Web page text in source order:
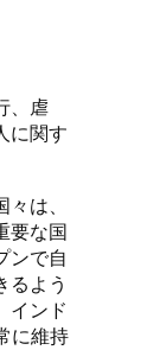
、虐
に関す
は、
要な国
ンで自
るよう
インド
に維持